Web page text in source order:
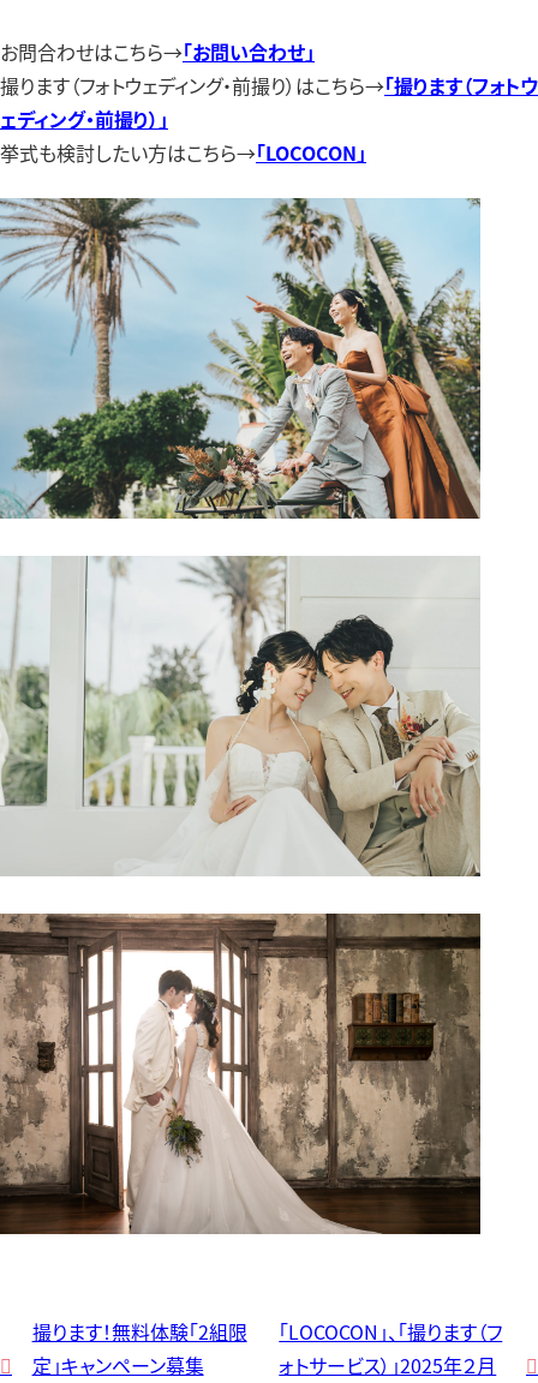
お問合わせはこちら→「お問い合わせ」
撮ります（フォトウェディング・前撮り）はこちら→「撮ります（フォトウ
ェディング・前撮り）」
挙式も検討したい方はこちら→「LOCOCON」

撮ります！無料体験「2組限
定」キャンペーン募集

「LOCOCON」、「撮ります（フ
ォトサービス）」2025年２月